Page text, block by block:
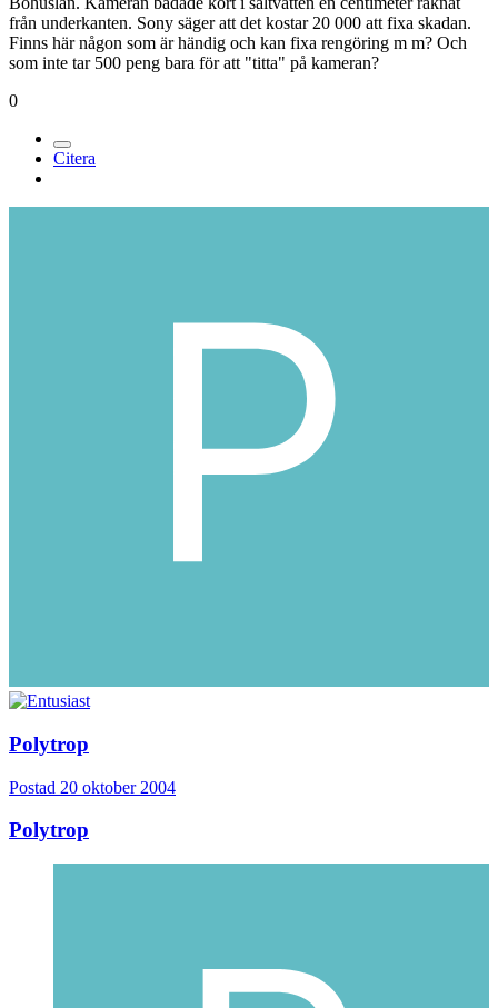
från underkanten. Sony säger att det kostar 20 000 att fixa skadan.
Finns här någon som är händig och kan fixa rengöring m m? Och
som inte tar 500 peng bara för att "titta" på kameran?
0
Citera
Polytrop
Postad 20 oktober 2004
Polytrop